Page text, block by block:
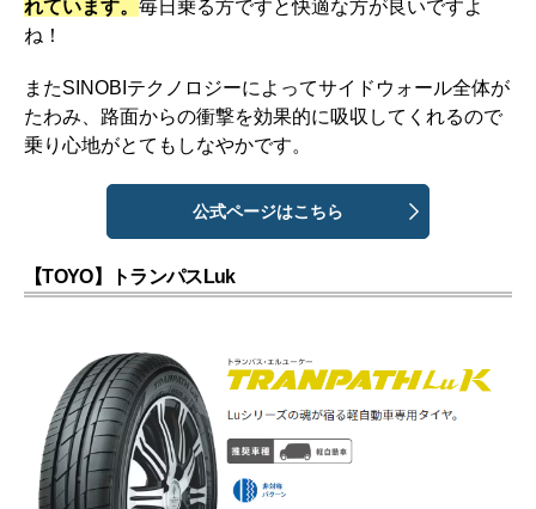
れています。 毎日乗る方ですと快適な方が良いですよ
ね！
またSINOBIテクノロジーによってサイドウォール全体が
たわみ、路面からの衝撃を効果的に吸収してくれるので
乗り心地がとてもしなやかです。
公式ページはこちら
【TOYO】トランパスLuk